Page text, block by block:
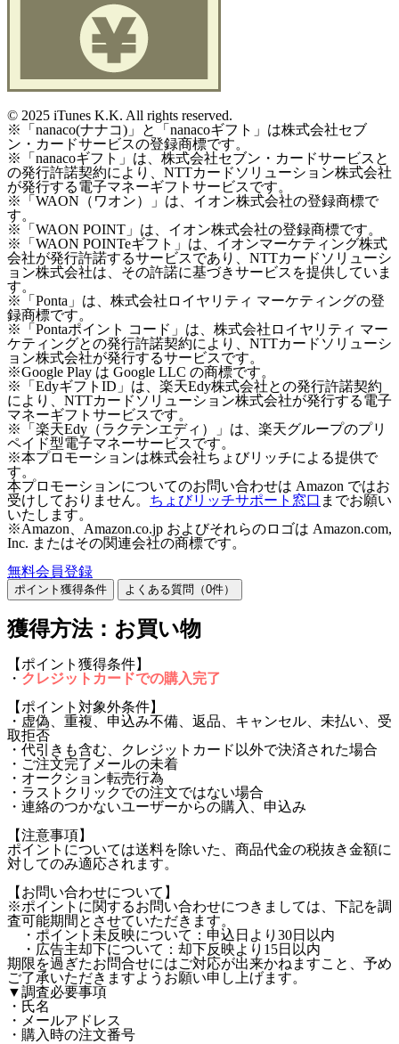
© 2025 iTunes K.K. All rights reserved.
※「nanaco(ナナコ)」と「nanacoギフト」は株式会社セブ
ン・カードサービスの登録商標です。
※「nanacoギフト」は、株式会社セブン・カードサービスと
の発行許諾契約により、NTTカードソリューション株式会社
が発行する電子マネーギフトサービスです。
※「WAON（ワオン）」は、イオン株式会社の登録商標で
す。
※「WAON POINT」は、イオン株式会社の登録商標です。
※「WAON POINTeギフト」は、イオンマーケティング株式
会社が発行許諾するサービスであり、NTTカードソリューシ
ョン株式会社は、その許諾に基づきサービスを提供していま
す。
※「Ponta」は、株式会社ロイヤリティ マーケティングの登
録商標です。
※「Pontaポイント コード」は、株式会社ロイヤリティ マー
ケティングとの発行許諾契約により、NTTカードソリューシ
ョン株式会社が発行するサービスです。
※Google Play は Google LLC の商標です。
※「EdyギフトID」は、楽天Edy株式会社との発行許諾契約
により、NTTカードソリューション株式会社が発行する電子
マネーギフトサービスです。
※「楽天Edy（ラクテンエディ）」は、楽天グループのプリ
ペイド型電子マネーサービスです。
※本プロモーションは株式会社ちょびリッチによる提供で
す。
本プロモーションについてのお問い合わせは Amazon ではお
受けしておりません。 ちょびリッチサポート窓口 までお願い
いたします。
※Amazon、Amazon.co.jp およびそれらのロゴは Amazon.com,
Inc. またはその関連会社の商標です。
無料会員登録
ポイント獲得条件 よくある質問（0件）
獲得方法：お買い物
【ポイント獲得条件】
・ クレジットカードでの購入完了
【ポイント対象外条件】
・虚偽、重複、申込み不備、返品、キャンセル、未払い、受
取拒否
・代引きも含む、クレジットカード以外で決済された場合
・ご注文完了メールの未着
・オークション転売行為
・ラストクリックでの注文ではない場合
・連絡のつかないユーザーからの購入、申込み
【注意事項】
ポイントについては送料を除いた、商品代金の税抜き金額に
対してのみ適応されます。
【お問い合わせについて】
※ポイントに関するお問い合わせにつきましては、下記を調
査可能期間とさせていただきます。
・ポイント未反映について：申込日より30日以内
・広告主却下について：却下反映より15日以内
期限を過ぎたお問合せにはご対応が出来かねますこと、予め
ご了承いただきますようお願い申し上げます。
▼調査必要事項
・氏名
・メールアドレス
・購入時の注文番号